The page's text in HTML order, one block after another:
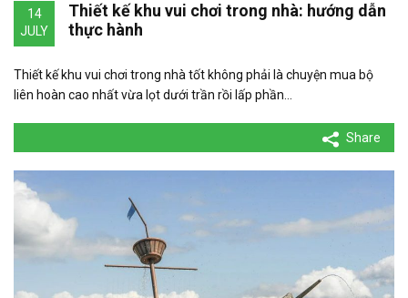
14
JULY
Thiết kế khu vui chơi trong nhà: hướng dẫn
thực hành
Thiết kế khu vui chơi trong nhà tốt không phải là chuyện mua bộ
liên hoàn cao nhất vừa lọt dưới trần rồi lấp phần…
Share